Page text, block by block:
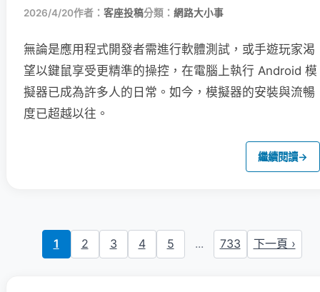
2026/4/20作者： 客座投稿分類： 網路大小事
無論是應用程式開發者需進行軟體測試，或手遊玩家渴
望以鍵鼠享受更精準的操控，在電腦上執行 Android 模
擬器已成為許多人的日常。如今，模擬器的安裝與流暢
度已超越以往。
繼續閱讀→
1 2 3 4 5 ... 733 下一頁 ›